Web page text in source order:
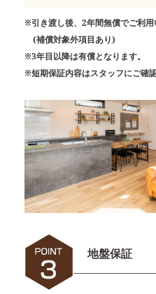
※引き渡し後、2年間無償でご利用
(補償対象外項目あり)
※3年目以降は有償となります。
※短期保証内容はスタッフにご確認
地盤保証